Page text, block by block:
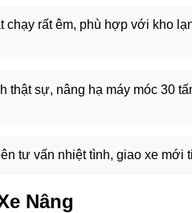
chạy rất êm, phù hợp với kho
thật sự, nâng hạ máy móc 30
tư vấn nhiệt tình, giao xe
Nâng